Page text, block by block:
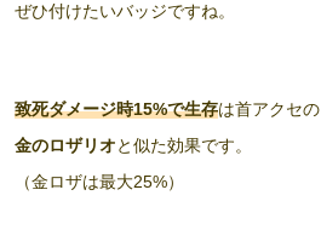
ぜひ付けたいバッジですね。
致死ダメージ時15%で生存は首アクセの
金のロザリオと似た効果です。
（金ロザは最大25%）